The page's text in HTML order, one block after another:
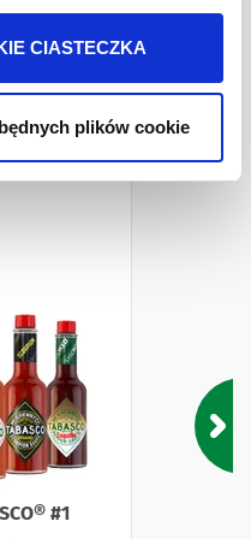
CIASTECZKA
plików cookie
soję i gorczycę.
#1